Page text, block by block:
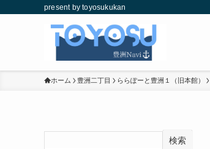
present by toyosukukan
ホーム 豊洲二丁目 ららぽーと豊洲１（旧本館）
検索